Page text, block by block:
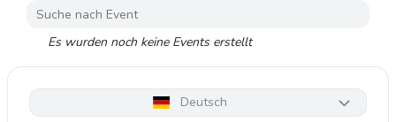
Es wurden noch keine Events erstellt
Deutsch